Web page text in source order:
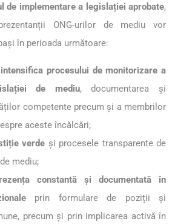
de implementare a legislației aprobate,
ONG-urilor de mediu vor
în perioada următoare:
procesului de monitorizare a
de mediu, documentarea și
competente precum și a membrilor
aceste încălcări;
verde și procesele transparente de
mediu;
constantă și documentată în
prin formulare de poziții și
precum și prin implicarea activă în